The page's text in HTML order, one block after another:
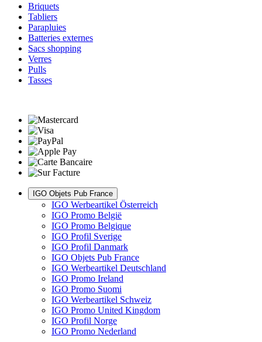
Briquets
Tabliers
Parapluies
Batteries externes
Sacs shopping
Verres
Pulls
Tasses
IGO Objets Pub France
IGO Werbeartikel Österreich
IGO Promo België
IGO Promo Belgique
IGO Profil Sverige
IGO Profil Danmark
IGO Objets Pub France
IGO Werbeartikel Deutschland
IGO Promo Ireland
IGO Promo Suomi
IGO Werbeartikel Schweiz
IGO Promo United Kingdom
IGO Profil Norge
IGO Promo Nederland